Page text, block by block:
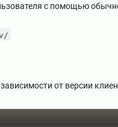
с помощью
от версии